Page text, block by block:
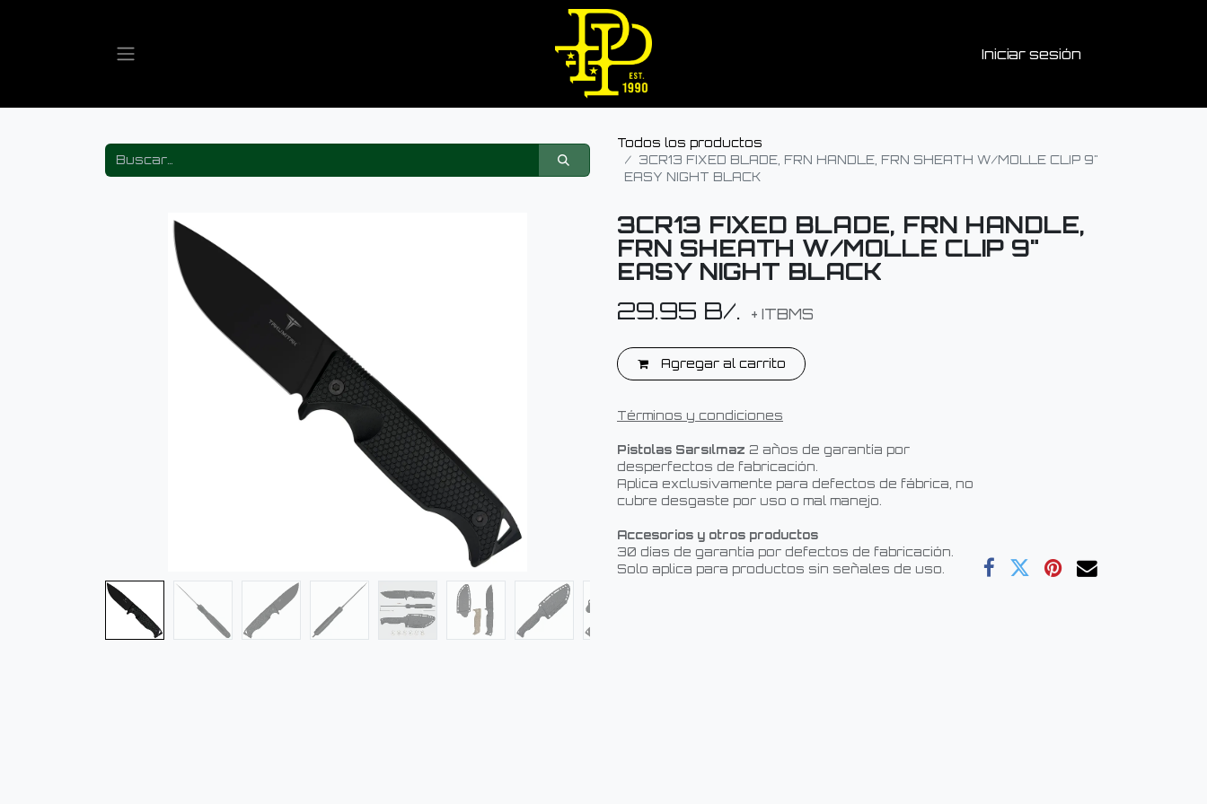
Iniciar sesión
Todos los productos
3CR13 FIXED BLADE, FRN HANDLE, FRN SHEATH W/MOLLE CLIP 9"
EASY NIGHT BLACK
3CR13 FIXED BLADE, FRN HANDLE,
FRN SHEATH W/MOLLE CLIP 9"
EASY NIGHT BLACK
29.95 B/. + ITBMS
Agregar al carrito
Términos y condiciones
Pistolas Sarsılmaz 2 años de garantía por
desperfectos de fabricación.
Aplica exclusivamente para defectos de fábrica, no
cubre desgaste por uso o mal manejo.
Accesorios y otros productos
30 días de garantía por defectos de fabricación.
Solo aplica para productos sin señales de uso.